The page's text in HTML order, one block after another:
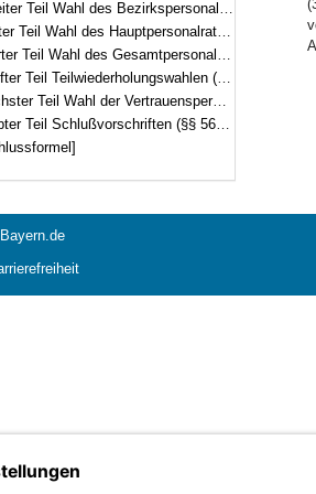
erweitern
Wahl des Bezirkspersonalrats und der Bezirksjugend- und Auszubildendenvertretung (§§ 33–45)
erweitern
Wahl des Hauptpersonalrats und der Hauptjugend- und Auszubildendenvertretung (§§ 46–52)
erweitern
des Gesamtpersonalrats und der Gesamtjugend- und Auszubildendenvertretung (§ 53)
erweitern
Teil Teilwiederholungswahlen (§ 54)
erweitern
Vertrauensperson der Beamten in Ausbildung und der nicht zum Stammpersonal gehörenden Beamten der Einsatzstufen bei der Bayerischen Bereitschaftspolizei (§ 55)
erweitern
Teil Schlußvorschriften (§§ 56–57)
Bayern.de